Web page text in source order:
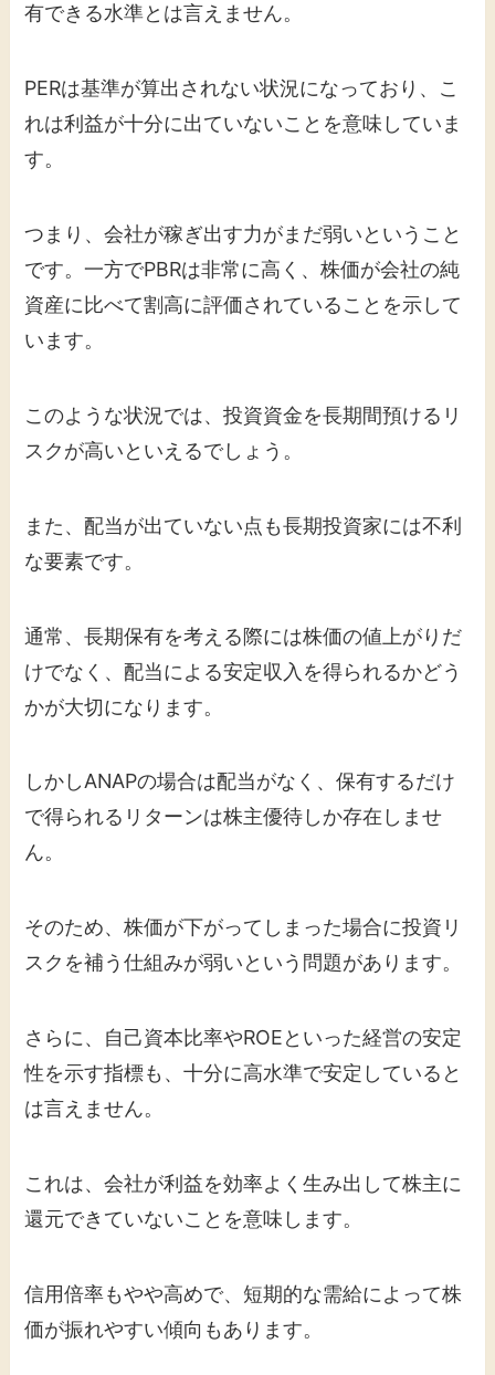
有できる水準とは言えません。
PERは基準が算出されない状況になっており、こ
れは利益が十分に出ていないことを意味していま
す。
つまり、会社が稼ぎ出す力がまだ弱いということ
です。一方でPBRは非常に高く、株価が会社の純
資産に比べて割高に評価されていることを示して
います。
このような状況では、投資資金を長期間預けるリ
スクが高いといえるでしょう。
また、配当が出ていない点も長期投資家には不利
な要素です。
通常、長期保有を考える際には株価の値上がりだ
けでなく、配当による安定収入を得られるかどう
かが大切になります。
しかしANAPの場合は配当がなく、保有するだけ
で得られるリターンは株主優待しか存在しませ
ん。
そのため、株価が下がってしまった場合に投資リ
スクを補う仕組みが弱いという問題があります。
さらに、自己資本比率やROEといった経営の安定
性を示す指標も、十分に高水準で安定していると
は言えません。
これは、会社が利益を効率よく生み出して株主に
還元できていないことを意味します。
信用倍率もやや高めで、短期的な需給によって株
価が振れやすい傾向もあります。